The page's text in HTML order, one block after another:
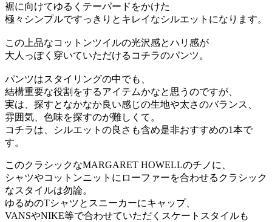
裾に向けてゆるくテーパードをかけた
極々シンプルですっきりとキレイなシルエットになります。
この上品なコットンツイルの光沢感とハリ感が
大人っぽく穿いていただけるコチラのパンツ。
パンツはスタイリングの中でも、
結構重要な役割をするアイテムかなと思うのですが、
実は、探すとなかなか良い感じの生地や太さのバランス、
雰囲気、色味を探すのが難しくて。
コチラは、シルエットの良さも含め是非おすすめの1本で
す。
このクラシックなMARGARET HOWELLのチノに、
シャツやコットンニットにローファーを合わせるクラシック
なスタイルは勿論。
ゆるめのTシャツとスニーカーにキャップ、
VANSやNIKE等で合わせていただくスケートスタイルも